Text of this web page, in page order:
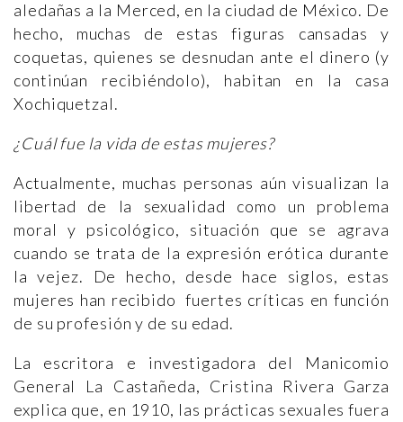
aledañas a la Merced, en la ciudad de México. De
hecho, muchas de estas figuras cansadas y
coquetas, quienes se desnudan ante el dinero (y
continúan recibiéndolo), habitan en la casa
Xochiquetzal.
¿Cuál fue la vida de estas mujeres?
Actualmente, muchas personas aún visualizan la
libertad de la sexualidad como un problema
moral y psicológico, situación que se agrava
cuando se trata de la expresión erótica durante
la vejez. De hecho, desde hace siglos, estas
mujeres han recibido fuertes críticas en función
de su profesión y de su edad.
La escritora e investigadora del Manicomio
General La Castañeda, Cristina Rivera Garza
explica que, en 1910, las prácticas sexuales fuera